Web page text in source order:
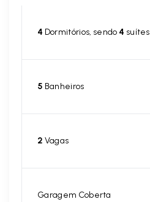
4 Dormitórios, sendo 4 suítes
5 Banheiros
2 Vagas
Garagem Coberta